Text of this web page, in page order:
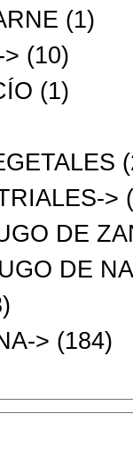
(1)
(10)
(1)
>
DE
DE
> (184)